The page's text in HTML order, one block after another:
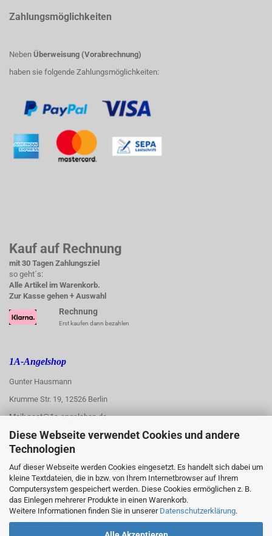
Diese Webseite verwendet Cookies und andere
Technologien
Auf dieser Webseite werden Cookies eingesetzt. Es handelt sich dabei um
kleine Textdateien, die in bzw. von Ihrem Internetbrowser auf Ihrem
Computersystem gespeichert werden. Diese Cookies ermöglichen z. B.
das Einlegen mehrerer Produkte in einen Warenkorb.
Weitere Informationen finden Sie in unserer Datenschutzerklärung.
Zahlungsmöglichkeiten
Neben Überweisung (Vorabrechnung)
haben sie folgende Zahlungsmöglichkeiten:
Kauf auf Rechnung
mit 30 Tagen Zahlungsziel
so geht´s:
Alle Artikel im Warenkorb.
Zur Kasse gehen + Auswahl
Rechnung
Erst kaufen dann bezahlen
1A-Angelshop
Gunter Hausmann
Krumme Str. 19, 12526 Berlin
Mail: post@1a-angelshop.de
1A-Angelshop-
Ladengeschäft::
Regattastr. 66
12527 Berlin
Tel.: 030/67890006